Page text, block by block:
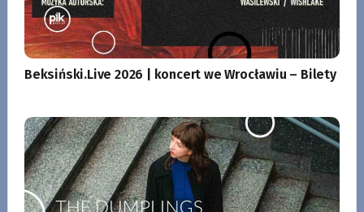
Beksiński.Live 2026 | koncert we Wrocławiu – Bilety